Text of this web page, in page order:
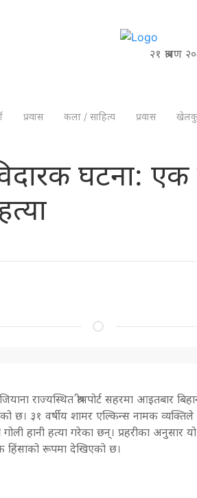
२१ श्रावण
प्रवास कला / साहित्य प्रवास
घटना:
राज्यस्थित श्रीभपोर्ट सहरमा आइतबार
छ। ३१ वर्षीय शामर एल्किन्स नामक
गोली हानी हत्या गरेका छन्। प्रहरीका अनुसार
हिंसाको रूपमा देखिएको छ।